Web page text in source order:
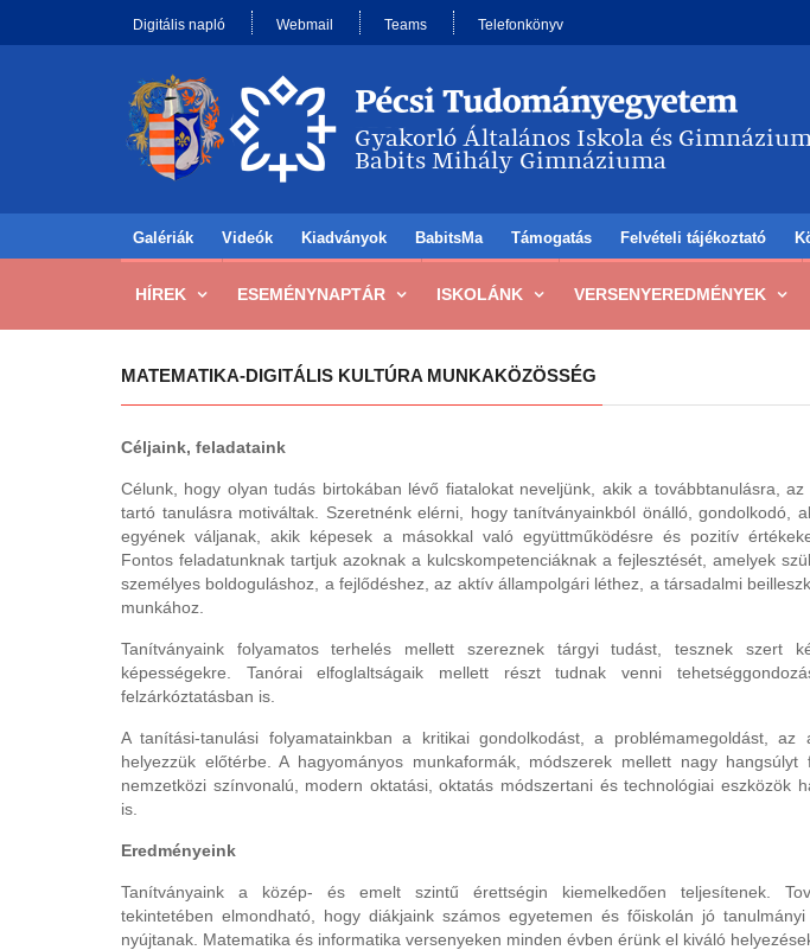
Digitális napló Webmail Teams Telefonkönyv
Galériák Videók Kiadványok BabitsMa Támogatás Felvételi tájékoztató
HÍREK ESEMÉNYNAPTÁR ISKOLÁNK VERSENYEREDMÉNYEK
MATEMATIKA-DIGITÁLIS KULTÚRA MUNKAKÖZÖSSÉG
Céljaink, feladataink
Célunk, hogy olyan tudás birtokában lévő fiatalokat neveljünk, akik a továbbtanulásra, az
tartó tanulásra motiváltak. Szeretnénk elérni, hogy tanítványainkból önálló, gondolkodó,
egyének váljanak, akik képesek a másokkal való együttműködésre és pozitív
Fontos feladatunknak tartjuk azoknak a kulcskompetenciáknak a fejlesztését, amelyek
személyes boldoguláshoz, a fejlődéshez, az aktív állampolgári léthez, a társadalmi
munkához.
Tanítványaink folyamatos terhelés mellett szereznek tárgyi tudást, tesznek szert
képességekre. Tanórai elfoglaltságaik mellett részt tudnak venni
felzárkóztatásban is.
A tanítási-tanulási folyamatainkban a kritikai gondolkodást, a problémamegoldást, az
helyezzük előtérbe. A hagyományos munkaformák, módszerek mellett nagy hangsúlyt
nemzetközi színvonalú, modern oktatási, oktatás módszertani és technológiai eszközök
is.
Eredményeink
Tanítványaink a közép- és emelt szintű érettségin kiemelkedően teljesítenek.
tekintetében elmondható, hogy diákjaink számos egyetemen és főiskolán jó
nyújtanak. Matematika és informatika versenyeken minden évben érünk el kiváló